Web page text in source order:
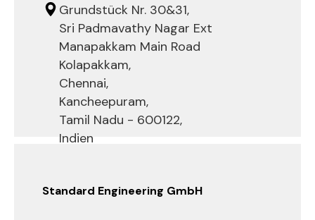
Grundstück Nr. 30&31,
Sri Padmavathy Nagar Ext
Manapakkam Main Road
Kolapakkam,
Chennai,
Kancheepuram,
Tamil Nadu - 600122,
Indien
Standard Engineering GmbH